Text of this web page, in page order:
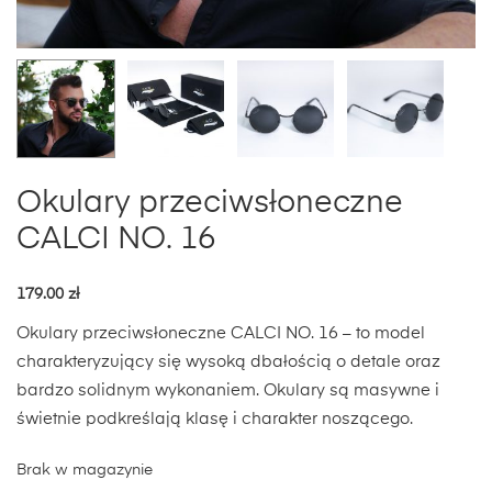
Okulary przeciwsłoneczne
CALCI NO. 16
179.00 zł
Okulary przeciwsłoneczne CALCI NO. 16 – to model
charakteryzujący się wysoką dbałością o detale oraz
bardzo solidnym wykonaniem. Okulary są masywne i
świetnie podkreślają klasę i charakter noszącego.
Brak w magazynie